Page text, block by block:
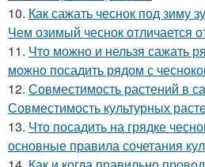
10. Как сажать чеснок под зиму
Чем озимый чеснок отличается
11. Что можно и нельзя сажать
можно посадить рядом с
12. Совместимость растений в
Совместимость культурных
13. Что посадить на грядке
основные правила сочетания